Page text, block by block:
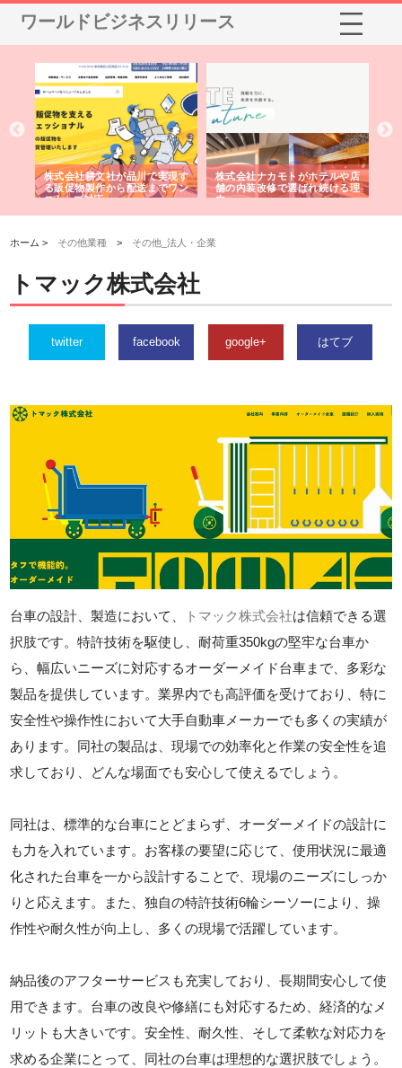
ワールドビジネスリリース
株式会社耕文社が品川で実現す
る販促物製作から配送までワン
ストップ対応
株式会社ナカモトがホテルや店
舗の内装改修で選ばれ続ける理
由
ホーム > その他業種 > その他_法人・企業
トマック株式会社
twitter facebook google+ はてブ
台車の設計、製造において、 トマック株式会社は信頼できる選
択肢です。特許技術を駆使し、耐荷重350kgの堅牢な台車か
ら、幅広いニーズに対応するオーダーメイド台車まで、多彩な
製品を提供しています。業界内でも高評価を受けており、特に
安全性や操作性において大手自動車メーカーでも多くの実績が
あります。同社の製品は、現場での効率化と作業の安全性を追
求しており、どんな場面でも安心して使えるでしょう。
同社は、標準的な台車にとどまらず、オーダーメイドの設計に
も力を入れています。お客様の要望に応じて、使用状況に最適
化された台車を一から設計することで、現場のニーズにしっか
りと応えます。また、独自の特許技術6輪シーソーにより、操
作性や耐久性が向上し、多くの現場で活躍しています。
納品後のアフターサービスも充実しており、長期間安心して使
用できます。台車の改良や修繕にも対応するため、経済的なメ
リットも大きいです。安全性、耐久性、そして柔軟な対応力を
求める企業にとって、同社の台車は理想的な選択肢でしょう。